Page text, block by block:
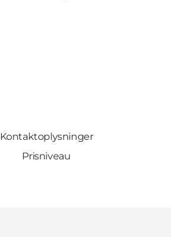
Kontaktoplysninger
Prisniveau